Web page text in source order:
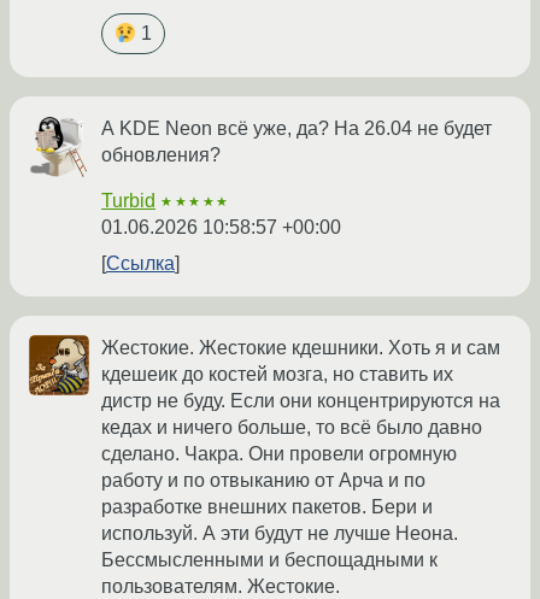
1
А KDE Neon всё уже, да? На 26.04 не будет
обновления?
Turbid ★★★★★
01.06.2026 10:58:57 +00:00
Ссылка
Жестокие. Жестокие кдешники. Хоть я и сам
кдешеик до костей мозга, но ставить их
дистр не буду. Если они концентрируются на
кедах и ничего больше, то всё было давно
сделано. Чакра. Они провели огромную
работу и по отвыканию от Арча и по
разработке внешних пакетов. Бери и
используй. А эти будут не лучше Неона.
Бессмысленными и беспощадными к
пользователям. Жестокие.